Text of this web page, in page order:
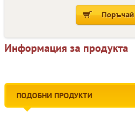
Информация за продукта
ПОДОБНИ ПРОДУКТИ